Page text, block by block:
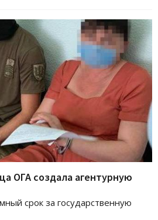
ОГА создала агентурную
срок за государственную